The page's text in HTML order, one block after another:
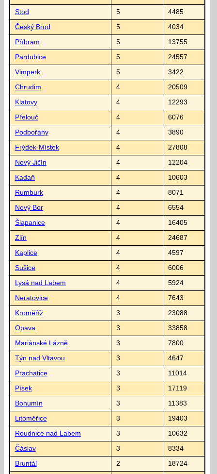
Stod 5 4485
Český Brod 5 4034
Příbram 5 13755
Pardubice 5 24557
Vimperk 5 3422
Chrudim 4 20509
Klatovy 4 12293
Přelouč 4 6076
Podbořany 4 3890
Frýdek-Místek 4 27808
Nový Jičín 4 12204
Kadaň 4 10603
Rumburk 4 8071
Nový Bor 4 6554
Šlapanice 4 16405
Zlín 4 24687
Kaplice 4 4597
Sušice 4 6006
Lysá nad Labem 4 5924
Neratovice 4 7643
Kroměříž 3 23088
Opava 3 33858
Mariánské Lázně 3 7800
Týn nad Vltavou 3 4647
Prachatice 3 11014
Písek 3 17119
Bohumín 3 11383
Litoměřice 3 19403
Roudnice nad Labem 3 10632
Čáslav 3 8334
Bruntál 2 18724